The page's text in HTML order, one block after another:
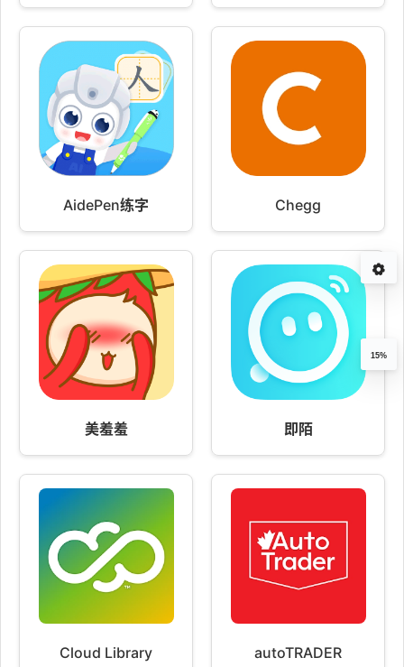
AidePen练字 Chegg
美羞羞 即陌
Cloud Library autoTRADER
15%